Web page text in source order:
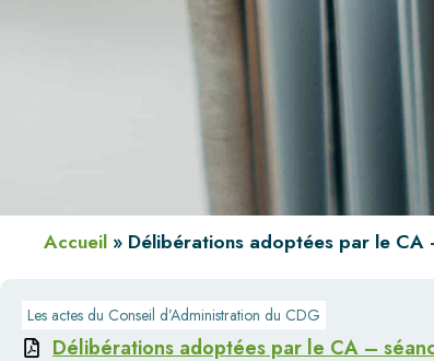
Accueil » Délibérations adoptées par le
Les actes du Conseil d’Administration du CDG
Délibérations adoptées par le CA –